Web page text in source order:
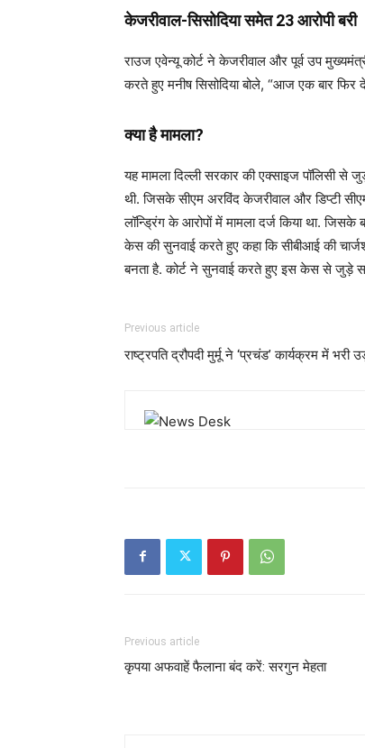
केजरीवाल-सिसोदिया समेत 23 आरोपी बरी
राउज एवेन्यू कोर्ट ने केजरीवाल और पूर्व उप
करते हुए मनीष सिसोदिया बोले, “आज एक बार
क्या है मामला?
यह मामला दिल्ली सरकार की एक्साइज पॉलिसी से
थी. जिसके सीएम अरविंद केजरीवाल और डिप्टी
लॉन्ड्रिंग के आरोपों में मामला दर्ज किया था.
केस की सुनवाई करते हुए कहा कि सीबीआई की
बनता है. कोर्ट ने सुनवाई करते हुए इस केस से जुड़े
Previous article
राष्ट्रपति द्रौपदी मुर्मू ने ‘प्रचंड’ कार्यक्रम में भरी
Previous article
कृपया अफवाहें फैलाना बंद करें: सरगुन मेहता